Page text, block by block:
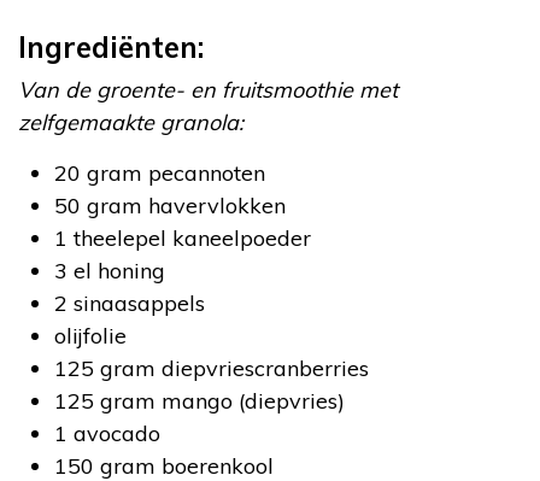
Ingrediënten:
Van de groente- en fruitsmoothie met
zelfgemaakte granola:
20 gram pecannoten
50 gram havervlokken
1 theelepel kaneelpoeder
3 el honing
2 sinaasappels
olijfolie
125 gram diepvriescranberries
125 gram mango (diepvries)
1 avocado
150 gram boerenkool